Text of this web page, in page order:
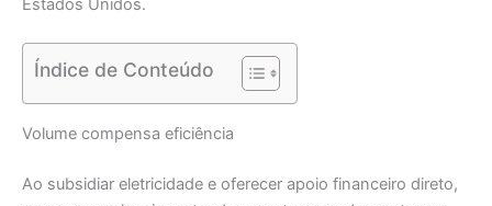
Estados Unidos.
Índice de Conteúdo
Volume compensa eficiência
Ao subsidiar eletricidade e oferecer apoio financeiro direto,